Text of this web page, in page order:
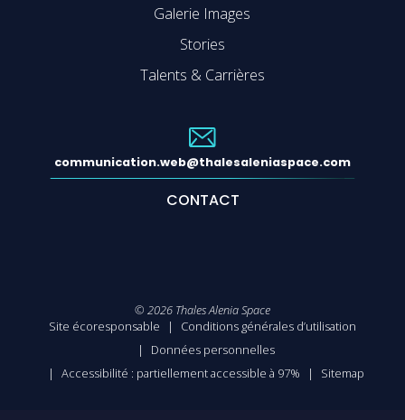
Galerie Images
Stories
Talents & Carrières
communication.web@thalesaleniaspace.com
CONTACT
© 2026 Thales Alenia Space
Site écoresponsable
Conditions générales d’utilisation
Données personnelles
Accessibilité : partiellement accessible à 97%
Sitemap